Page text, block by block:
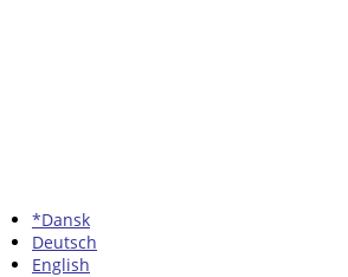
*Dansk
Deutsch
English